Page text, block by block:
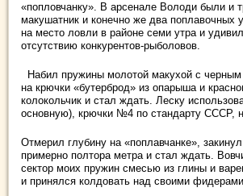
«попловчанку». В арсенале Володи были и
макушатник и конечно же два поплавочных
на место ловли в районе семи утра и
отсутствию конкурентов-рыболовов.
Набил пружины молотой макухой с
на крючки «бутерброд» из опарыша и
колокольчик и стал ждать. Леску
основную), крючки №4 по стандарту СССР,
Отмерил глубину на «поплавчанке»,
примерно полтора метра и стал ждать.
сектор моих пружин смесью из глины и
и принялся колдовать над своими